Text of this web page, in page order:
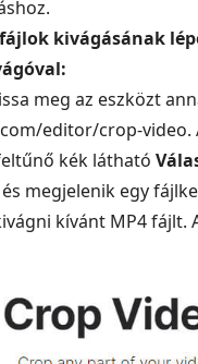
kivágásának
meg az eszközt
editor/crop-video.
kék látható
megjelenik egy
kívánt MP4 fájlt.